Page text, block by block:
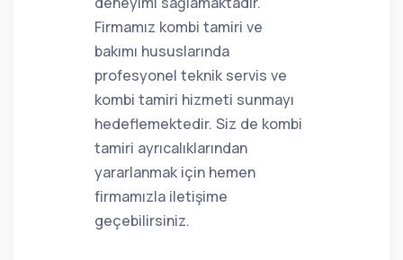
Firmamız kombi tamiri ve
bakımı hususlarında
profesyonel teknik servis ve
kombi tamiri hizmeti sunmayı
hedeflemektedir. Siz de kombi
tamiri ayrıcalıklarından
yararlanmak için hemen
firmamızla iletişime
geçebilirsiniz.